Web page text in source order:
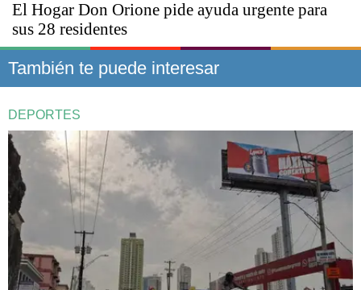
El Hogar Don Orione pide ayuda urgente para
sus 28 residentes
También te puede interesar
DEPORTES